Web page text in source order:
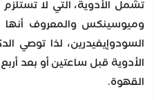
تشمل الأدوية، التي لا
وميوسينكس والمعروف أنها
السودوإيفيدرين، لذا توصي
الأدوية قبل ساعتين أو بعد
القهوة.